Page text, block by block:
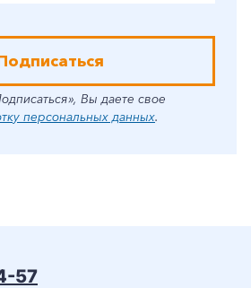
Вы даете свое
персональных данных.
57